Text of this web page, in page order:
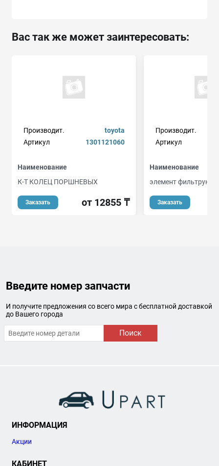
Вас так же может заинтересовать:
Производит.
toyota
Артикул
1301121060
Наименование
К-Т КОЛЕЦ ПОРШНЕВЫХ
Заказать от 12855 ₸
Производит.
Артикул
Наименование
элемент
Заказать
Введите номер запчасти
И получите предложения со всего мира с бесплатной доставкой
до Вашего города
Поиск
ИНФОРМАЦИЯ
Акции
КАБИНЕТ